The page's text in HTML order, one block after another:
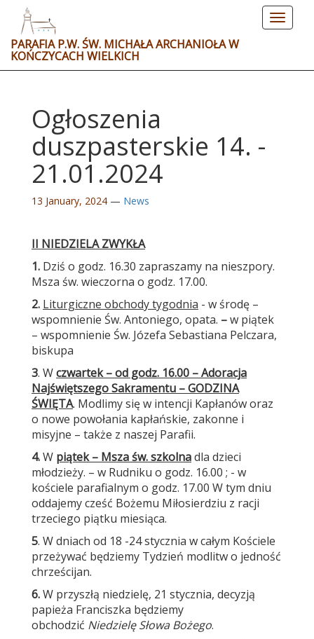
Toggle
PARAFIA P.W. ŚW. MICHAŁA ARCHANIOŁA W
KOŃCZYCACH WIELKICH
Ogłoszenia
duszpasterskie 14. -
21.01.2024
13 January, 2024 — News
II NIEDZIELA ZWYKŁA
1. Dziś o godz. 16.30 zapraszamy na nieszpory.
Msza św. wieczorna o godz. 17.00.
2. Liturgiczne obchody tygodnia - w środę –
wspomnienie Św. Antoniego, opata. –w piątek
– wspomnienie Św. Józefa Sebastiana Pelczara,
biskupa
3. Wczwartek – od godz. 16.00 – Adoracja
Najświętszego Sakramentu – GODZINA
ŚWIĘTA. Modlimy się w intencji Kapłanów oraz
o nowe powołania kapłańskie, zakonne i
misyjne – także z naszej Parafii.
4.W piątek – Msza św. szkolnadla dzieci
młodzieży. – w Rudniku o godz. 16.00 ; - w
kościele parafialnym o godz. 17.00 W tym dniu
oddajemy cześć Bożemu Miłosierdziu z racji
trzeciego piątku miesiąca.
5. W dniach od 18 -24 stycznia w całym Kościele
przeżywać będziemy Tydzień modlitw o jedność
chrześcijan.
6.W przyszłą niedzielę, 21 stycznia, decyzją
papieża Franciszka będziemy
obchodzić Niedzielę Słowa Bożego.